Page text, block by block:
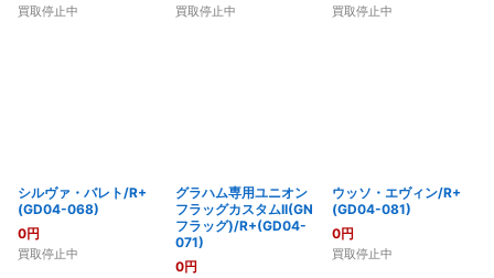
買取停止中 買取停止中 買取停止中
シルヴァ・バレト/R+
(GD04-068)
0円
買取停止中
グラハム専用ユニオン
フラッグカスタムII(GN
フラッグ)/R+(GD04-
071)
0円
ウッソ・エヴィン/R+
(GD04-081)
0円
買取停止中